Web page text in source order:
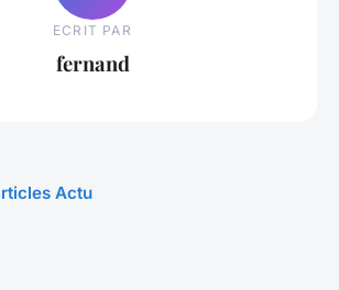
ECRIT PAR
fernand
Actu